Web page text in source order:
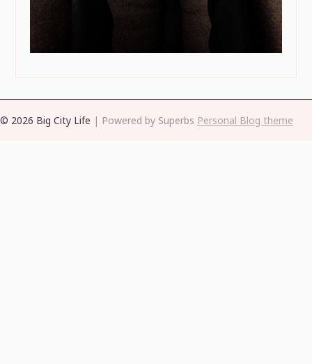
© 2026 Big City Life | Powered by Superbs Personal Blog theme